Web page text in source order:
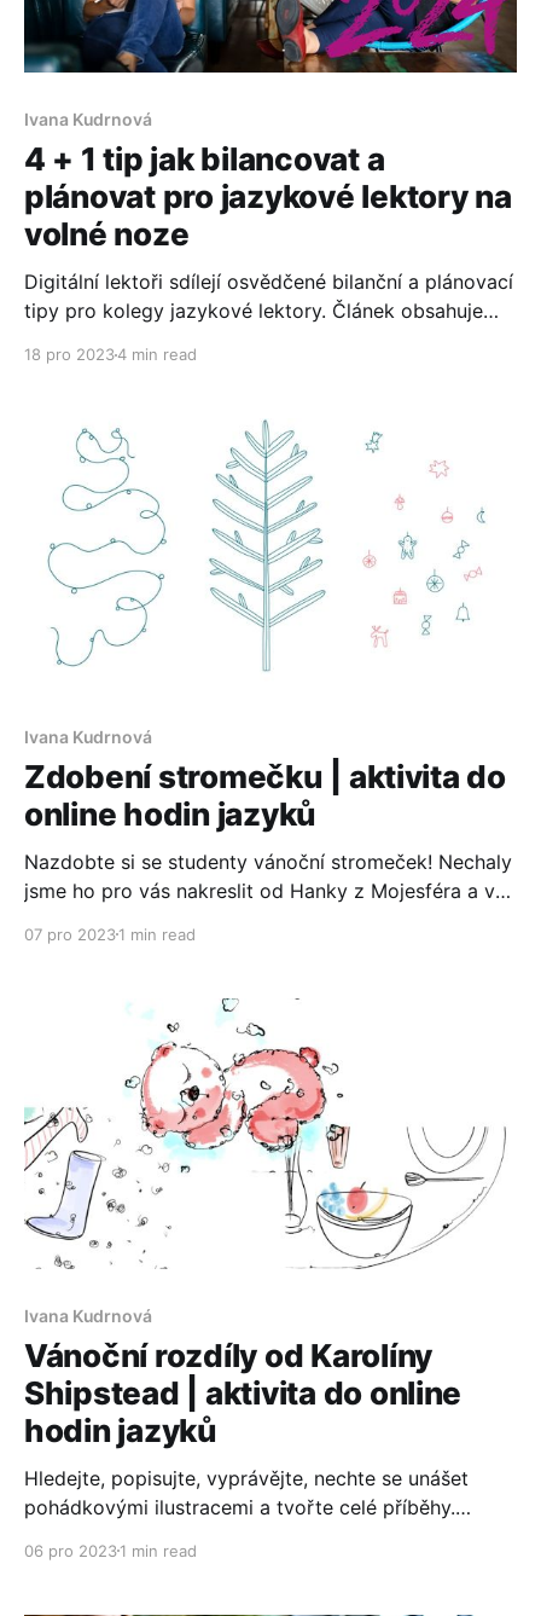
Ivana Kudrnová
4 + 1 tip jak bilancovat a
plánovat pro jazykové lektory na
volné noze
Digitální lektoři sdílejí osvědčené bilanční a plánovací
tipy pro kolegy jazykové lektory. Článek obsahuje
praktické nástroje pro plánování roku 2024, včetně
18 pro 20234 min read
Ivana Kudrnová
Zdobení stromečku | aktivita do
online hodin jazyků
Nazdobte si se studenty vánoční stromeček! Nechaly
jsme ho pro vás nakreslit od Hanky z Mojesféra a vy
07 pro 20231 min read
Ivana Kudrnová
Vánoční rozdíly od Karolíny
Shipstead | aktivita do online
hodin jazyků
Hledejte, popisujte, vyprávějte, nechte se unášet
pohádkovými ilustracemi a tvořte celé příběhy.
úžasná výtvarnice, připravila tři dvojice krásných
06 pro 20231 min read